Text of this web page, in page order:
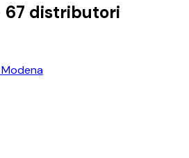
67 distributori
Modena